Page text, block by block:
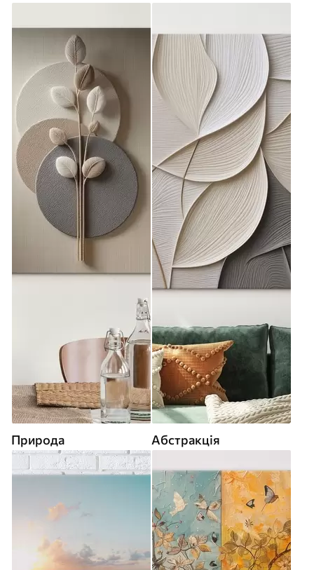
Природа Абстракція